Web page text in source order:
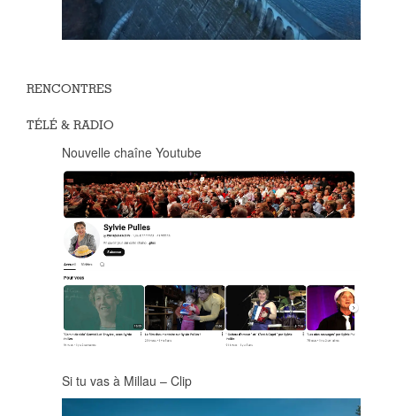
RENCONTRES
TÉLÉ & RADIO
Nouvelle chaîne Youtube
Si tu vas à Millau – Clip